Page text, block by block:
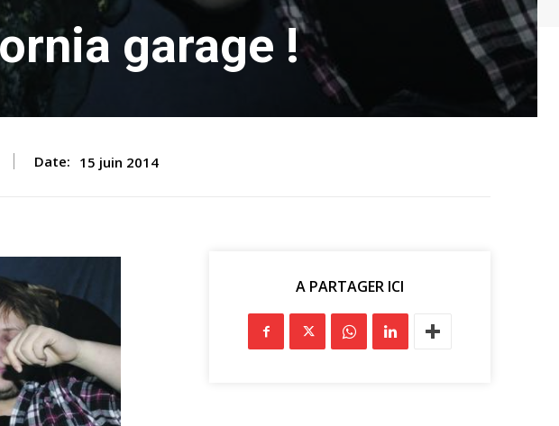
garage !
Date: 15 juin 2014
A PARTAGER ICI